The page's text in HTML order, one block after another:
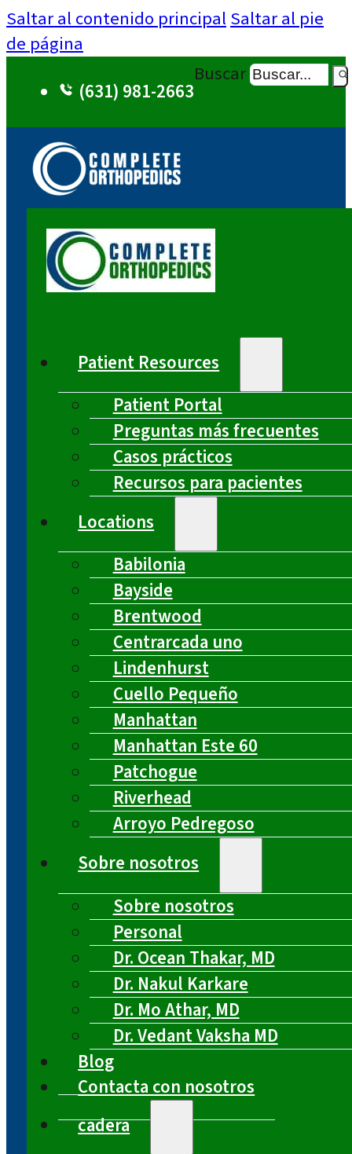
Saltar al contenido principal Saltar al pie
de página
(631) 981-2663
Buscar
Patient Resources
Patient Portal
Preguntas más frecuentes
Casos prácticos
Recursos para pacientes
Locations
Babilonia
Bayside
Brentwood
Centrarcada uno
Lindenhurst
Cuello Pequeño
Manhattan
Manhattan Este 60
Patchogue
Riverhead
Arroyo Pedregoso
Sobre nosotros
Sobre nosotros
Personal
Dr. Ocean Thakar, MD
Dr. Nakul Karkare
Dr. Mo Athar, MD
Dr. Vedant Vaksha MD
Blog
Contacta con nosotros
cadera